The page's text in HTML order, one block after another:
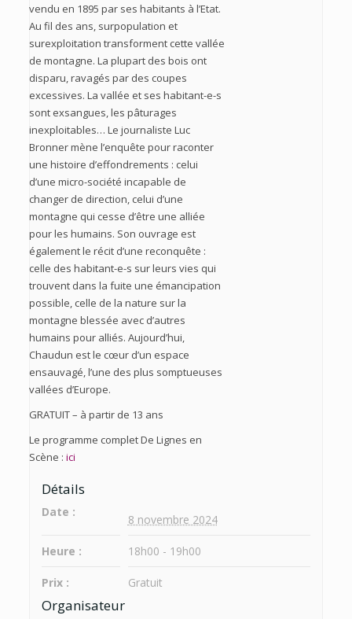
vendu en 1895 par ses habitants à l’Etat.
Au fil des ans, surpopulation et
surexploitation transforment cette vallée
de montagne. La plupart des bois ont
disparu, ravagés par des coupes
excessives. La vallée et ses habitant-e-s
sont exsangues, les pâturages
inexploitables… Le journaliste Luc
Bronner mène l’enquête pour raconter
une histoire d’effondrements : celui
d’une micro-société incapable de
changer de direction, celui d’une
montagne qui cesse d’être une alliée
pour les humains. Son ouvrage est
également le récit d’une reconquête :
celle des habitant-e-s sur leurs vies qui
trouvent dans la fuite une émancipation
possible, celle de la nature sur la
montagne blessée avec d’autres
humains pour alliés. Aujourd’hui,
Chaudun est le cœur d’un espace
ensauvagé, l’une des plus somptueuses
vallées d’Europe.
GRATUIT – à partir de 13 ans
Le programme complet De Lignes en
Scène : ici
Détails
Date :
8 novembre 2024
Heure : 18h00 - 19h00
Prix : Gratuit
Organisateur